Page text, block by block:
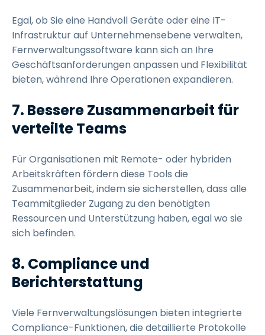
Egal, ob Sie eine Handvoll Geräte oder eine IT-
Infrastruktur auf Unternehmensebene verwalten,
Fernverwaltungssoftware kann sich an Ihre
Geschäftsanforderungen anpassen und Flexibilität
bieten, während Ihre Operationen expandieren.
7. Bessere Zusammenarbeit für
verteilte Teams
Für Organisationen mit Remote- oder hybriden
Arbeitskräften fördern diese Tools die
Zusammenarbeit, indem sie sicherstellen, dass alle
Teammitglieder Zugang zu den benötigten
Ressourcen und Unterstützung haben, egal wo sie
sich befinden.
8. Compliance und
Berichterstattung
Viele Fernverwaltungslösungen bieten integrierte
Compliance-Funktionen, die detaillierte Protokolle